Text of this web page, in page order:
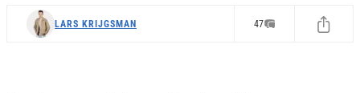
LARS KRIJGSMAN 47